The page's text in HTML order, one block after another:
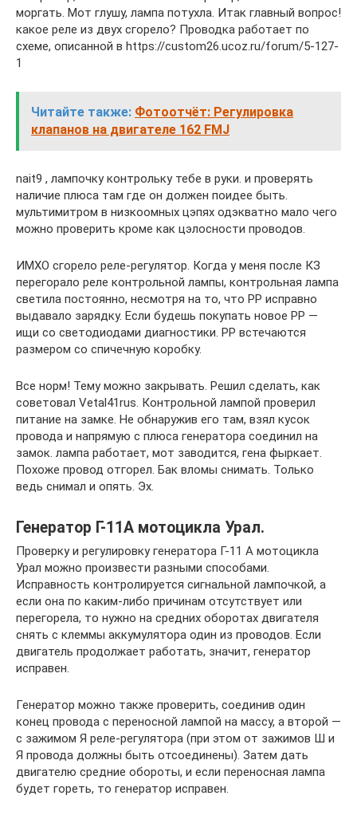
моргать. Мот глушу, лампа потухла. Итак главный вопрос!
какое реле из двух сгорело? Проводка работает по
схеме, описанной в https://custom26.ucoz.ru/forum/5-127-
1
Читайте также: Фотоотчёт: Регулировка
клапанов на двигателе 162 FMJ
nait9 , лампочку контрольку тебе в руки. и проверять
наличие плюса там где он должен поидее быть.
мультимитром в низкоомных цэпях одэкватно мало чего
можно проверить кроме как цэлосности проводов.
ИМХО сгорело реле-регулятор. Когда у меня после КЗ
перегорало реле контрольной лампы, контрольная лампа
светила постоянно, несмотря на то, что РР исправно
выдавало зарядку. Если будешь покупать новое РР —
ищи со светодиодами диагностики. РР встечаются
размером со спичечную коробку.
Все норм! Тему можно закрывать. Решил сделать, как
советовал Vetal41rus. Контрольной лампой проверил
питание на замке. Не обнаружив его там, взял кусок
провода и напрямую с плюса генератора соединил на
замок. лампа работает, мот заводится, гена фыркает.
Похоже провод отгорел. Бак вломы снимать. Только
ведь снимал и опять. Эх.
Генератор Г-11A мотоцикла Урал.
Проверку и регулировку генератора Г-11 А мотоцикла
Урал можно произвести разными способами.
Исправность контролируется сигнальной лампочкой, а
если она по каким-либо причинам отсутствует или
перегорела, то нужно на средних оборотах двигателя
снять с клеммы аккумулятора один из проводов. Если
двигатель продолжает работать, значит, генератор
исправен.
Генератор можно также проверить, соединив один
конец провода с переносной лампой на массу, а второй —
с зажимом Я реле-регулятора (при этом от зажимов Ш и
Я провода должны быть отсоединены). Затем дать
двигателю средние обороты, и если переносная лампа
будет гореть, то генератор исправен.